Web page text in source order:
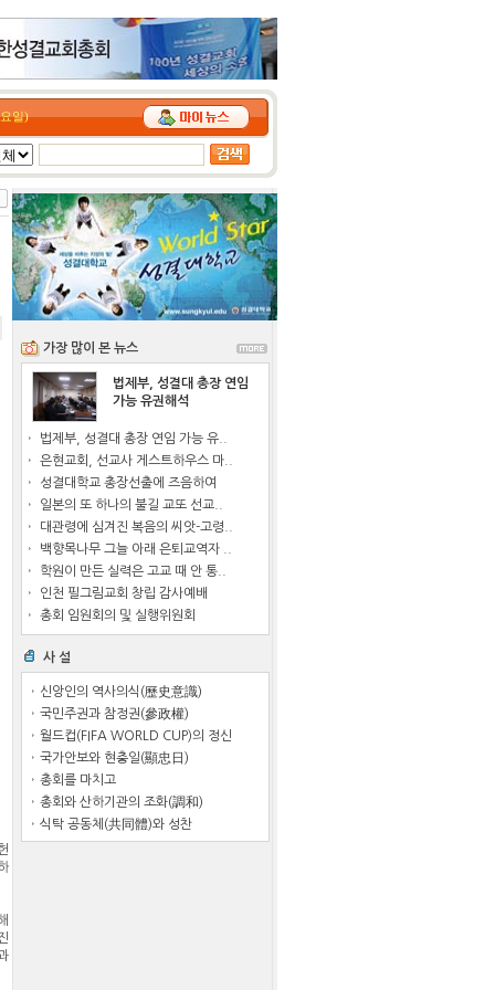
일)
가장 많이 본 뉴스
법제부, 성결대 총장 연임
가능 유권해석
법제부, 성결대 총장 연임 가능 유..
은현교회, 선교사 게스트하우스 마..
성결대학교 총장선출에 즈음하여
일본의 또 하나의 불길 교또 선교..
대관령에 심겨진 복음의 씨앗-고령..
백향목나무 그늘 아래 은퇴교역자 ..
학원이 만든 실력은 고교 때 안 통..
인천 필그림교회 창립 감사예배
총회 임원회의 및 실행위원회
사 설
신앙인의 역사의식(歷史意識)
국민주권과 참정권(參政權)
월드컵(FIFA WORLD CUP)의 정신
국가안보와 현충일(顯忠日)
총회를 마치고
총회와 산하기관의 조화(調和)
식탁 공동체(共同體)와 성찬